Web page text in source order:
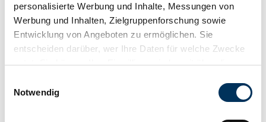
personalisierte Werbung und Inhalte, Messungen von
Werbung und Inhalten, Zielgruppenforschung sowie
Entwicklung von Angeboten zu ermöglichen. Sie
entscheiden darüber, wer Ihre Daten für welche Zwecke
nutzt. Sie können Ihre Einwilligung jederzeit über die
Trigger Symbol ändern oder widerrufen
Notwendig